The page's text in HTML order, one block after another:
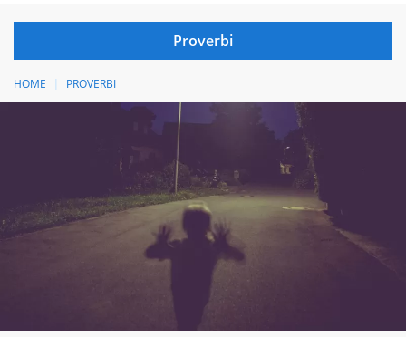
HOME PROVERBI